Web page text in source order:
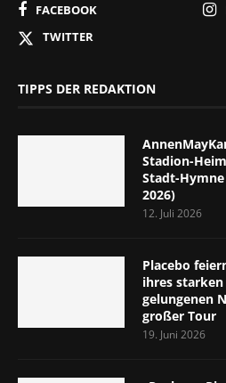
FACEBOOK
TWITTER
TIPPS DER REDAKTION
Stadion-
Stadt-Hymne
2026)
12. Juli 2026
Placebo
ihres
gelungenen
großer Tour
19. Juni 2026